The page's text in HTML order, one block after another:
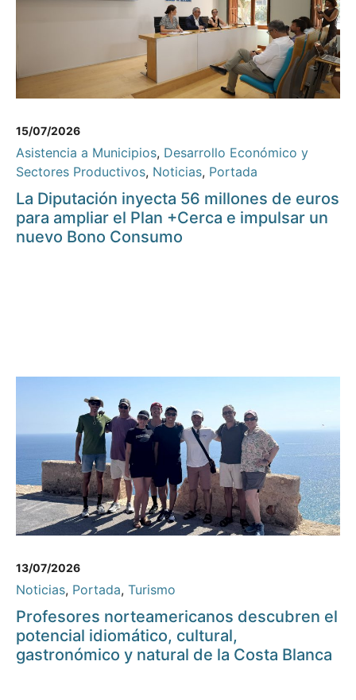
15/07/2026
Asistencia a Municipios, Desarrollo Económico y
Sectores Productivos, Noticias, Portada
La Diputación inyecta 56 millones de euros
para ampliar el Plan +Cerca e impulsar un
nuevo Bono Consumo
13/07/2026
Noticias, Portada, Turismo
Profesores norteamericanos descubren el
potencial idiomático, cultural,
gastronómico y natural de la Costa Blanca